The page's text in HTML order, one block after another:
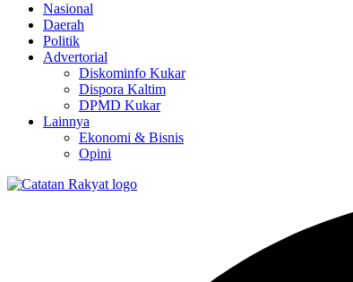
Nasional
Daerah
Politik
Advertorial
Diskominfo Kukar
Dispora Kaltim
DPMD Kukar
Lainnya
Ekonomi & Bisnis
Opini